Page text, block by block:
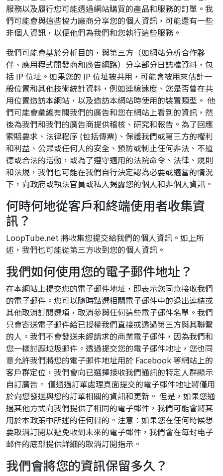
服務以及履行您可能透過網站購買的產品和服務的訂單。我
們可能會與這些協力廠商分享您的個人資訊，可能還有一些
非個人資訊，以便他們為我們和您執行這些服務。
我們可能會基於分析目的，與第三方（如網站分析合作夥
伴、應用程式開發商和廣告網路）分享部分日誌檔資料，包
括 IP 位址。如果您的 IP 位址被共用，可能會被用來估計一
般位置和其他技術統計資料，例如連線速度、您是否曾在共
用位置造訪本網站，以及造訪本網站時使用的裝置類型。 他
們可能會彙總有關我們的廣告和您在網站上看到的資訊，然
後為我們和我們的廣告商提供稽核、研究和報告。為了回應
索賠要求、法律程序 (包括傳票)、保護我們或第三方的權利
和利益、公眾或任何人的安全、預防或制止任何非法、不道
德或合法的活動，或為了遵守適用的法院命令、法律、規則
和法規，我們也可能在我們自行決定認為必要或適當的情況
下，向政府或執法官員或私人揭露您的個人和非個人資訊。
何時何地從客戶和終端使用者收集資
訊？
LoopTube.net 將收集您提交給我們的個人資訊。如上所
述，我們也可能從第三方收到您的個人資訊。
我們如何使用您的電子郵件地址？
在本網站上提交您的電子郵件地址，即表示您同意接收我們
的電子郵件。您可以隨時點選相關電子郵件中的退出連結或
其他取消訂閱選項，取消參與任何這些電子郵件名單。我們
只會寄送電子郵件給已授權我們直接或透過第三方與其聯繫
的人。我們不會發送未經請求的商業電子郵件，因為我們和
您一樣討厭垃圾郵件。透過提交您的電子郵件地址，您也同
意允許我們將您的電子郵件地址用於 Facebook 等網站上的
客戶群定位，我們會向已選擇接收我們通訊的特定人群顯示
自訂廣告。 僅通過訂單處理頁面提交的電子郵件地址將僅用
於向您發送與您的訂單相關的資訊和更新。 但是，如果您通
過其他方式向我們提供了相同的電子郵件，我們可能會將其
用於本政策中所述的任何目的。注意：如果您在任何時候想
要取消訂閱以避免收到未來的電子郵件，我們會在每封电子
邮件的底部提供詳細的取消訂閱指示。
我們會將您的資訊保留多久？